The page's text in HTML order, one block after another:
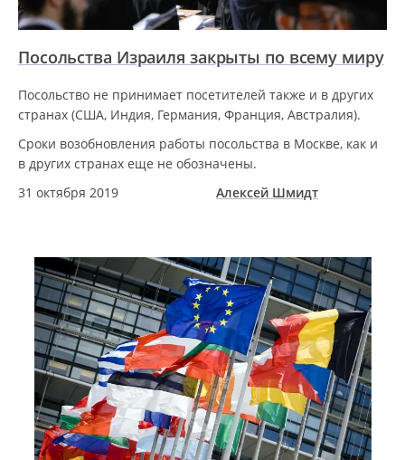
Посольства Израиля закрыты по всему миру
Посольство не принимает посетителей также и в других
странах (США, Индия, Германия, Франция, Австралия).
Сроки возобновления работы посольства в Москве, как и
в других странах еще не обозначены.
31 октября 2019
Алексей Шмидт